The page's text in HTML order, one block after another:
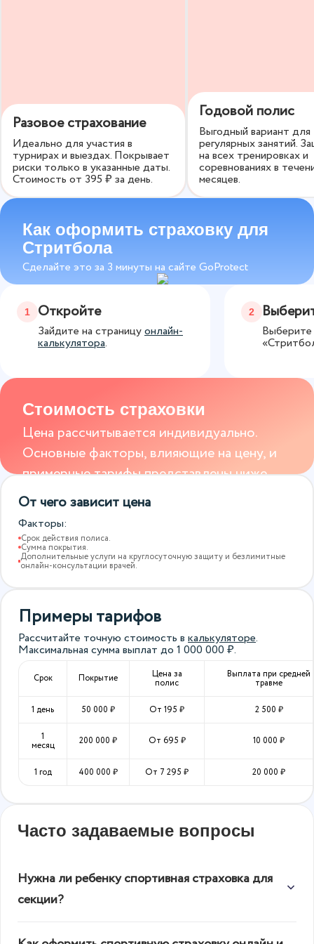
Разовое страхование
Идеально для участия в
турнирах и выездах. Покрывает
риски только в указанные даты.
Стоимость от 395 ₽ за день.
Годовой полис
Выгодный вариант для
регулярных занятий.
на всех тренировках и
соревнованиях в
месяцев.
1 Откройте
Зайдите на страницуонлайн-
калькулятора.
2
Выберите
Как оформить страховку для
Стритбола
Сделайте это за 3 минуты на сайте GoProtect
Стоимость страховки
Цена рассчитывается индивидуально.
Основные факторы, влияющие на цену, и
примерные тарифы представлены ниже.
От чего зависит цена
Факторы:
Срок действия полиса.
Сумма покрытия.
Дополнительные услуги на круглосуточную защиту и безлимитные
онлайн-консультации врачей.
Примеры тарифов
Рассчитайте точную стоимость в калькуляторе.
Максимальная сумма выплат до 1 000 000 ₽.
Срок Покрытие Цена за
полис
Выплата при средней
травме
1 день 50 000 ₽ От 195 ₽ 2 500 ₽
1
месяц 200 000 ₽ От 695 ₽ 10 000 ₽
1 год 400 000 ₽ От 7 295 ₽ 20 000 ₽
Часто задаваемые вопросы
Нужна ли ребенку спортивная страховка для
секции?